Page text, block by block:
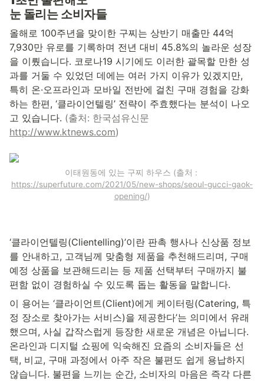
눈 돌리는 소비자들
올해로 100주년을 맞이한 구찌는 상반기 매출만 44억
7,930만 유로를 기록하며 전년 대비 45.8%의 놀라운 성장
을 이뤘습니다. 코로나19 시기에도 이러한 괄목할 만한 성
과를 거둘 수 있었던 데에는 여러 가지 이유가 있겠지만,
특히 온·오프라인과 모바일 전반에 걸친 구매 경험을 강화
하는 한편, ‘클라이언텔링’ 전략이 주효했다는 분석이 나오
고 있습니다.
http://www.ktnews.com)
https://superfuture.com/2021/05/new-shops/seoul-gucci-gaok-
opening/)
‘클라이언텔링(Clientelling)’이란 판촉 행사나 신상품 정보
를 안내하고, 고객님께 맞춤형 제품을 추천해드리며, 구매
예정 상품을 보관해드리는 등 제품 선택부터 구매까지 불
편함 없이 경험하실 수 있도록 돕는 활동을 말합니다.
이 용어는 ‘클라이언트(Client)에게 케이터링(Catering, 특
정 장소로 찾아가는 서비스)을 제공한다’는 의미에서 유래
했으며, 사실 갑작스럽게 등장한 새로운 개념은 아닙니다.
온라인과 디지털 쇼핑에 익숙해진 요즘의 소비자들은 선
택, 비교, 구매 과정에서 아주 작은 불편도 쉽게 용납하지
않습니다. 불편을 느끼는 순간, 소비자의 마음은 즉각 다른